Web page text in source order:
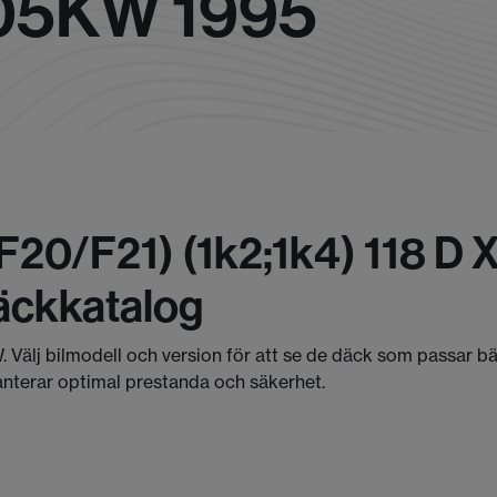
f21) (1k2;1k4) 118 D
bilmodell och version för att se de däck som passar
optimal prestanda och säkerhet.